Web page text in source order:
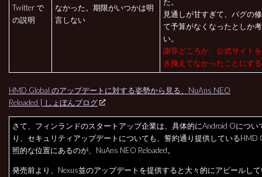
Twitter で
の説明
なかった。期限がいつかは明
言しない
た。
見通しが甘すぎて、バグの
て予算がなくなったとしか
い。
謝罪どころか、公式サイト
き換えてなかったことにす
HMD Global のアップデートに対する姿勢から見る、NuAns NEO
Reloaded | しょぼんブログ
さて、フィンランドのスタートアップ企業は、具体的にAndroid Oについ
り、セキュリティアップデートについても、誓約通り提供しているHMD
照的な位置にあるのが、NuAns NEO Reloaded。
発売前より、Nexus並のアップデートを提供すると大々的にアピールし